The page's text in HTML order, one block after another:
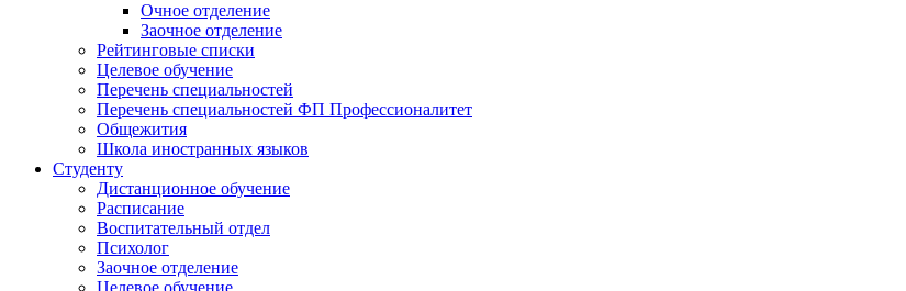
Очное отделение
Заочное отделение
Рейтинговые списки
Целевое обучение
Перечень специальностей
Перечень специальностей ФП Профессионалитет
Общежития
Школа иностранных языков
Студенту
Дистанционное обучение
Расписание
Воспитательный отдел
Психолог
Заочное отделение
Целевое обучение